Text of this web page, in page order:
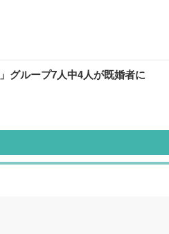
グループ7人中4人が既婚者に